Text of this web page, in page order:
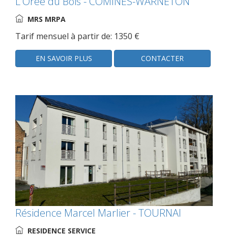
MRS MRPA
Tarif mensuel à partir de: 1350 €
EN SAVOIR PLUS CONTACTER
Résidence Marcel Marlier - TOURNAI
RESIDENCE SERVICE